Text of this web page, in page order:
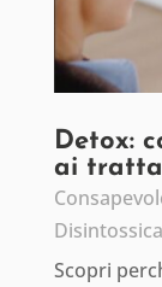
Detox:
ai
Scopri